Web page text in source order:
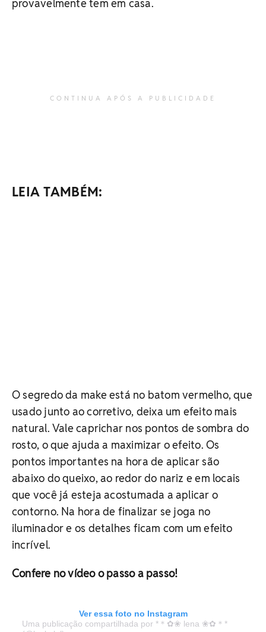
provavelmente tem em casa.
CONTINUA APÓS A PUBLICIDADE
LEIA TAMBÉM:
O segredo da make está no batom vermelho, que
usado junto ao corretivo, deixa um efeito mais
natural. Vale caprichar nos pontos de sombra do
rosto, o que ajuda a maximizar o efeito. Os
pontos importantes na hora de aplicar são
abaixo do queixo, ao redor do nariz e em locais
que você já esteja acostumada a aplicar o
contorno. Na hora de finalizar se joga no
iluminador e os detalhes ficam com um efeito
incrível.
Confere no vídeo o passo a passo!
Ver essa foto no Instagram
Uma publicação compartilhada por *＊✿❀ lena ❀✿＊*